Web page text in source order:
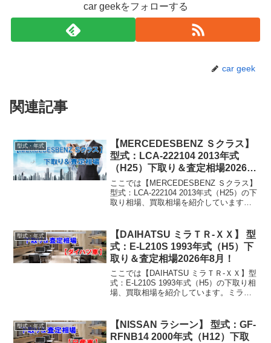
car geekをフォローする
car geek
関連記事
型式・年式
【MERCEDESBENZ Ｓクラス】
型式：LCA-222104 2013年式
（H25）下取り＆査定相場2026年
8月！
ここでは【MERCEDESBENZ Ｓクラス】
型式：LCA-222104 2013年式（H25）の下
取り相場、買取相場を紹介しています。
ナス1万円～6...
型式・年式
【DAIHATSU ミラＴＲ-ＸＸ】 型
式：E-L210S 1993年式（H5）下
取り＆査定相場2026年8月！
ここでは【DAIHATSU ミラＴＲ-ＸＸ】型
式：E-L210S 1993年式（H5）の下取り相
場、買取相場を紹介しています。ミラＴ
円～1万円買取り相...
型式・年式
【NISSAN ラシーン】 型式：GF-
RFNB14 2000年式（H12）下取